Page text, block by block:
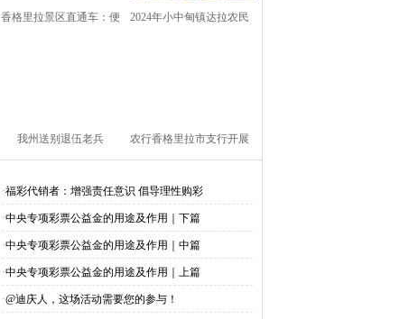
香格里拉景区直通车：便 2024年小中甸镇达拉农民
我州送别退伍老兵​ 农行香格里拉市支行开展
·福彩代销者：增强责任意识 倡导理性购彩
·中央专项彩票公益金的用途及作用｜下篇
·中央专项彩票公益金的用途及作用｜中篇
·中央专项彩票公益金的用途及作用｜上篇
·@迪庆人，这场活动需要您的参与！